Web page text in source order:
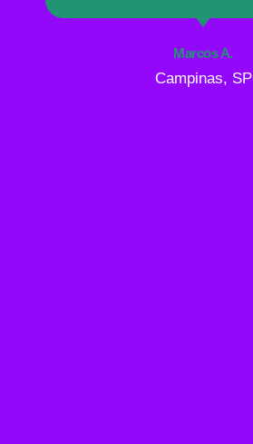
Marcos A.
Campinas, SP